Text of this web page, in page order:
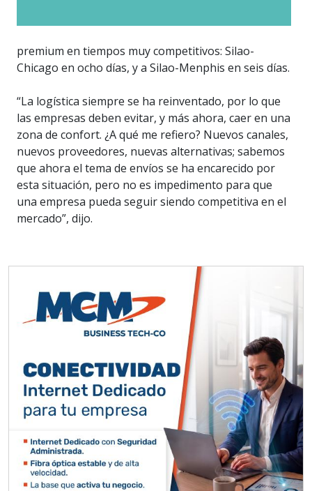
premium en tiempos muy competitivos: Silao-
Chicago en ocho días, y a Silao-Menphis en seis días.
“La logística siempre se ha reinventado, por lo que
las empresas deben evitar, y más ahora, caer en una
zona de confort. ¿A qué me refiero? Nuevos canales,
nuevos proveedores, nuevas alternativas; sabemos
que ahora el tema de envíos se ha encarecido por
esta situación, pero no es impedimento para que
una empresa pueda seguir siendo competitiva en el
mercado”, dijo.